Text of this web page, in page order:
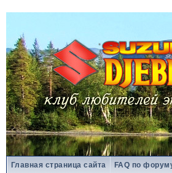
Главная страница сайта FAQ по